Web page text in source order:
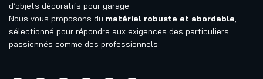
d’objets décoratifs pour garage.
Nous vous proposons du matériel robuste et abordable,
sélectionné pour répondre aux exigences des particuliers
passionnés comme des professionnels.